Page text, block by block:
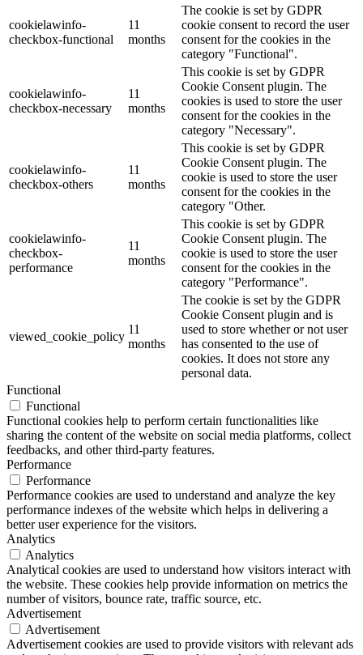
cookielawinfo-
checkbox-functional
11
months
The cookie is set by GDPR
cookie consent to record the user
consent for the cookies in the
category "Functional".
cookielawinfo-
checkbox-necessary
11
months
This cookie is set by GDPR
Cookie Consent plugin. The
cookies is used to store the user
consent for the cookies in the
category "Necessary".
cookielawinfo-
checkbox-others
11
months
This cookie is set by GDPR
Cookie Consent plugin. The
cookie is used to store the user
consent for the cookies in the
category "Other.
cookielawinfo-
checkbox-
performance
11
months
This cookie is set by GDPR
Cookie Consent plugin. The
cookie is used to store the user
consent for the cookies in the
category "Performance".
viewed_cookie_policy
11
months
The cookie is set by the GDPR
Cookie Consent plugin and is
used to store whether or not user
has consented to the use of
cookies. It does not store any
personal data.
Functional
Functional
Functional cookies help to perform certain functionalities like
sharing the content of the website on social media platforms, collect
feedbacks, and other third-party features.
Performance
Performance
Performance cookies are used to understand and analyze the key
performance indexes of the website which helps in delivering a
better user experience for the visitors.
Analytics
Analytics
Analytical cookies are used to understand how visitors interact with
the website. These cookies help provide information on metrics the
number of visitors, bounce rate, traffic source, etc.
Advertisement
Advertisement
Advertisement cookies are used to provide visitors with relevant ads